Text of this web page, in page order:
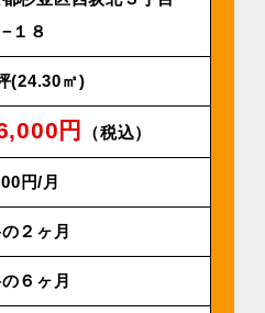
１８
(24.30㎡)
円 （税込）
円/⽉
２ヶ月
６ヶ月